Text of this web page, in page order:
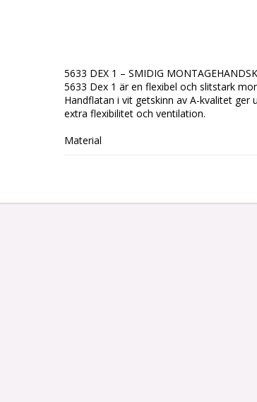
5633 DEX 1 – SMIDIG
5633 Dex 1 är en flexibel och slitstark
Handflatan i vit getskinn av A-kvalitet
extra flexibilitet och ventilation.
Material
✔ Baksida: Svart nylon för ökad
Egenskaper